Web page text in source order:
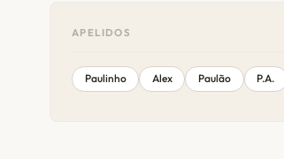
APELIDOS
Paulinho Alex Paulão P.A.